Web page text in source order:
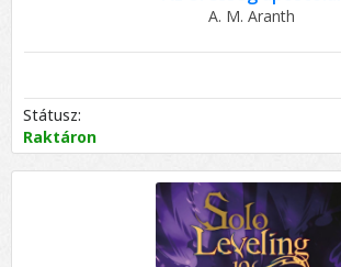
A. M. Aranth
Státusz:
Raktáron